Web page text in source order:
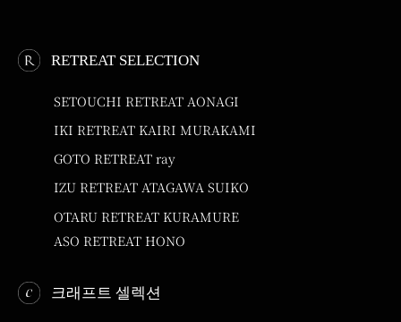
RETREAT SELECTION
SETOUCHI RETREAT AONAGI
IKI RETREAT KAIRI MURAKAMI
GOTO RETREAT ray
IZU RETREAT ATAGAWA SUIKO
OTARU RETREAT KURAMURE
ASO RETREAT HONO
크래프트 셀렉션